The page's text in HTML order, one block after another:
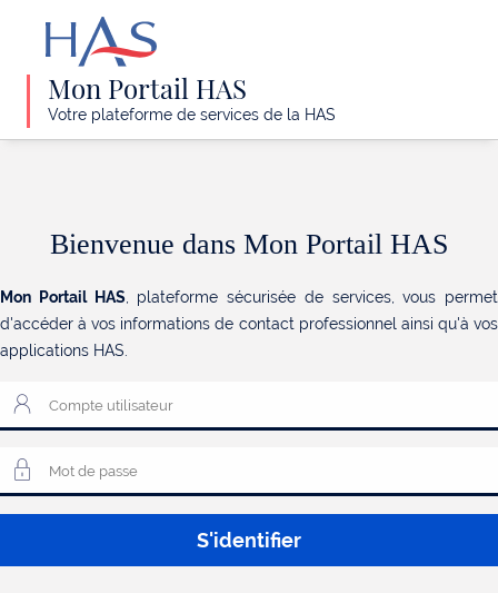
Pega
Platform
Mon Portail HAS
Votre plateforme de services de la HAS
Bienvenue dans Mon Portail HAS
Mon Portail HAS, plateforme sécurisée de services, vous permet
d'accéder à vos informations de contact professionnel ainsi qu'à vos
applications HAS.
Compte
utilisateur
Mot
S'identifier